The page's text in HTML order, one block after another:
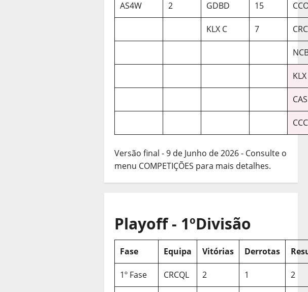
AS4W 2 GDBD 15
KLX C 7
Versão final - 9 de Junho de 2026 - Consulte o
menu COMPETIÇÕES para mais detalhes.
Playoff - 1ºDivisão
Fase Equipa Vitórias Derrotas
1º Fase CRCQL 2 1 2